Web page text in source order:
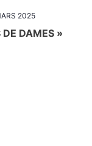
DE DAMES »
2025